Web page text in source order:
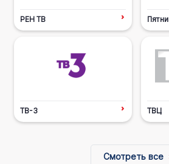
РЕН ТВ
ТВ-3 ТВЦ
Смотреть все